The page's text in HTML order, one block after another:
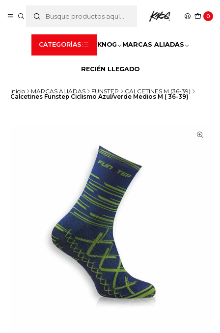
0
CATEGORÍAS KNOG MARCAS ALIADAS
RECIÉN LLEGADO
Inicio MARCAS ALIADAS FUNSTEP CALCETINES M (36-39)
Calcetines Funstep Ciclismo Azul/verde Medios M ( 36-39)